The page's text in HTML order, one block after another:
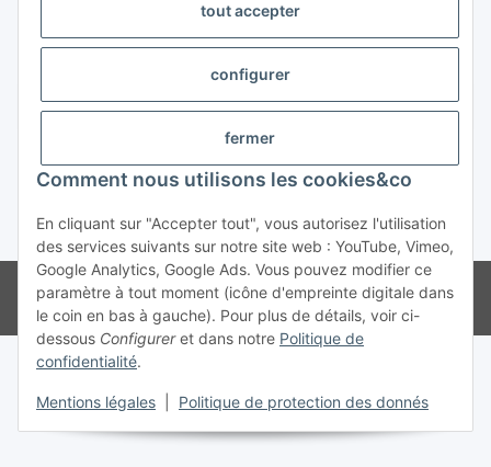
tout accepter
configurer
fermer
Comment nous utilisons les cookies&co
En cliquant sur "Accepter tout", vous autorisez l'utilisation
des services suivants sur notre site web : YouTube, Vimeo,
Google Analytics, Google Ads. Vous pouvez modifier ce
paramètre à tout moment (icône d'empreinte digitale dans
le coin en bas à gauche). Pour plus de détails, voir ci-
dessous Configureret dans notre Politique de
confidentialité.
Mentions légales Politique de protection des donnés
#global.withdrawalForm#
* Tous les prix s'entendent TVA incluse
© Weinmann GmbH - Alle Rechte vorbehalten -
Alle Angebote richten
sich ausschließlich an registrierte Fachhändler